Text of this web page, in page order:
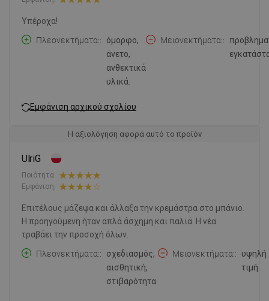
Υπέροχα!
Πλεονεκτήματα:
όμορφο,
άνετο,
ανθεκτικά
υλικά.
Μειονεκτήματα:
Εμφάνιση αρχικού σχολίου
Η αξιολόγηση αφορά αυτό το προϊόν
UlriG
Ποιότητα:
Εμφάνιση:
Επιτέλους μάζεψα και άλλαξα την κρεμάστρα στο μπάνιο.
Η προηγούμενη ήταν απλά άσχημη και παλιά. Η νέα
τραβάει την προσοχή όλων.
Πλεονεκτήματα:
σχεδιασμός,
αισθητική,
στιβαρότητα.
Μειονεκτήματα:
υψηλή
τιμή.